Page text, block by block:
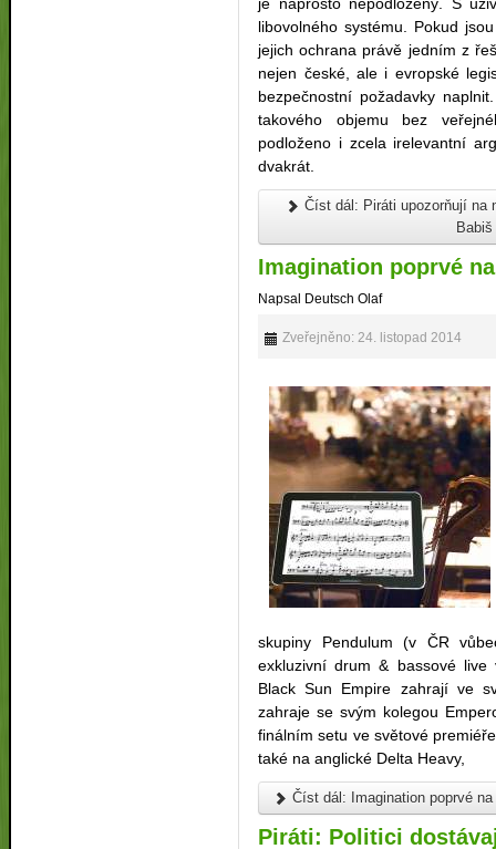
libovolného systému. Pokud
jejich ochrana právě jedním z
nejen české, ale i evropské
bezpečnostní požadavky
takového objemu bez
podloženo i zcela irelevantní
dvakrát.
Číst dál: Piráti upozorňují na
Imagination poprvé
Napsal Deutsch Olaf
Zveřejněno: 24. listopad 2014
skupiny Pendulum (v ČR
exkluzivní drum & bassové
Black Sun Empire zahrají ve
zahraje se svým kolegou
finálním setu ve světové
také na anglické Delta Heavy,
Číst dál: Imagination poprvé
Piráti: Politici